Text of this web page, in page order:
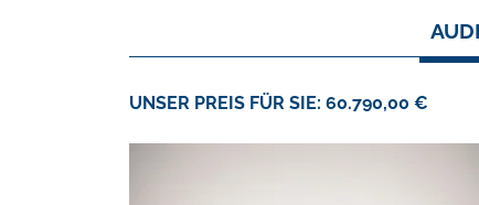
UNSER PREIS FÜR SIE: 60.790,00 €